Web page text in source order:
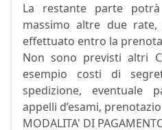
La restante parte
massimo altre due
effettuato entro la
Non sono previsti altri
esempio costi di
spedizione, eventuale
appelli d’esami,
MODALITA' DI